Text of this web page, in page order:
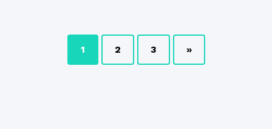
1 2 3 »